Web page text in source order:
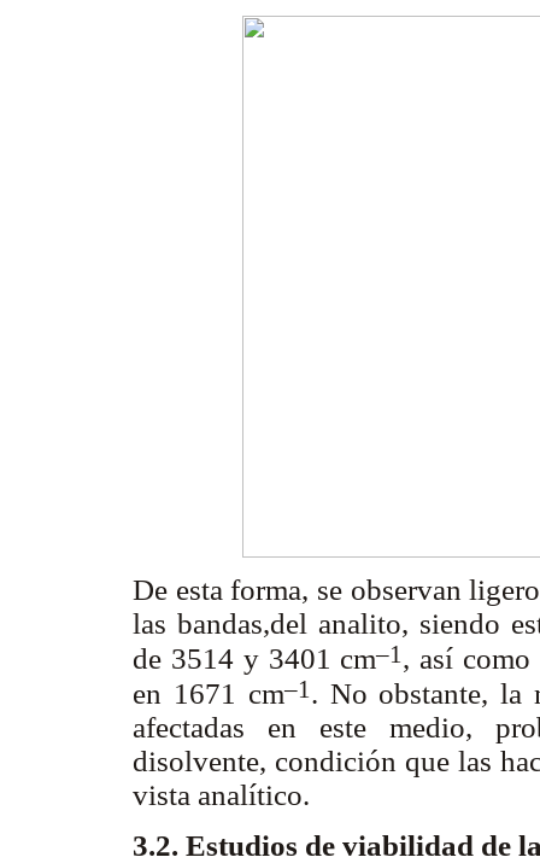
De esta forma, se observan
las bandas,del analito, siendo
de 3514 y 3401 cm–1 , así
en 1671 cm–1 . No obstante, la
afectadas en este medio,
disolvente, condición que las
vista analítico.
3.2. Estudios de viabilidad de